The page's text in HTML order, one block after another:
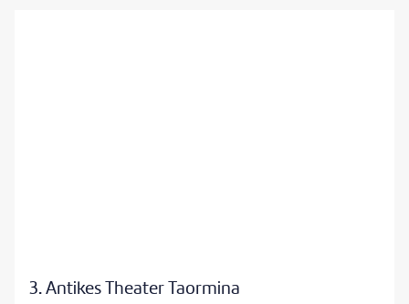
3. Antikes Theater Taormina